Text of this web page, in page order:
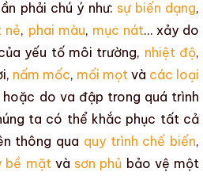
phải chú ý như: sự biến dạng,
nẻ, phai màu, mục nát… xảy do
yếu tố môi trường, nhiệt độ,
nấm mốc, mối mọt và các loại
hoặc do va đập trong quá trình
ta có thể khắc phục tất cả
thông qua quy trình chế biến,
bề mặtvà sơn phủ bảo vệ một